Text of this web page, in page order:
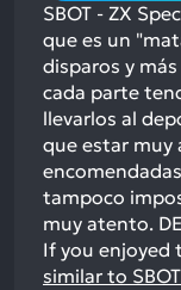
SBOT - ZX
que es un
disparos y
cada parte
llevarlos al
que estar muy
tampoco
muy atento.
If you enjoyed
similar to